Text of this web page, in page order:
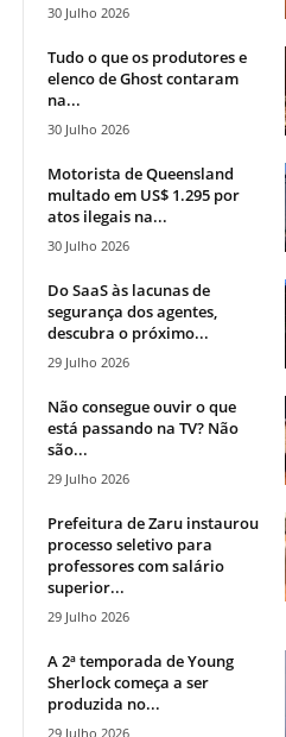
30 Julho 2026
Tudo o que os produtores e
elenco de Ghost contaram
na...
30 Julho 2026
Motorista de Queensland
multado em US$ 1.295 por
atos ilegais na...
30 Julho 2026
Do SaaS às lacunas de
segurança dos agentes,
descubra o próximo...
29 Julho 2026
Não consegue ouvir o que
está passando na TV? Não
são...
29 Julho 2026
Prefeitura de Zaru instaurou
processo seletivo para
professores com salário
superior...
29 Julho 2026
A 2ª temporada de Young
Sherlock começa a ser
produzida no...
29 Julho 2026